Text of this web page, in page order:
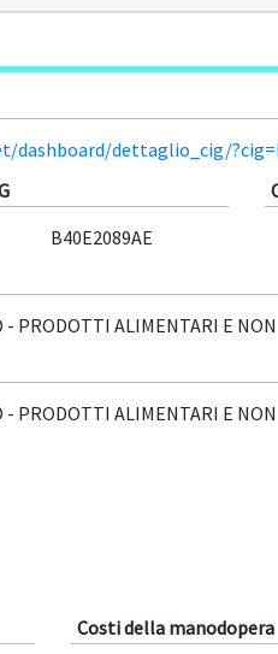
dettaglio_cig/
B40E2089AE
- PRODOTTI ALIMENTARI E NON
- PRODOTTI ALIMENTARI E NON
Costi della manodopera